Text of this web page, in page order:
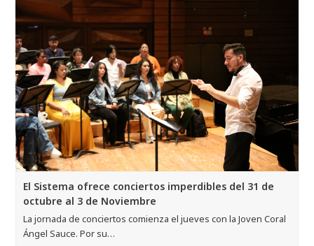
El Sistema ofrece conciertos imperdibles del 31 de
octubre al 3 de Noviembre
La jornada de conciertos comienza el jueves con la Joven Coral
Ángel Sauce. Por su…